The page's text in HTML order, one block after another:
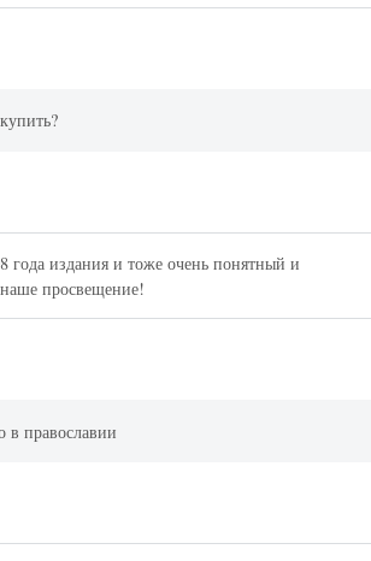
издания и тоже очень понятный и
просвещение!
в православии